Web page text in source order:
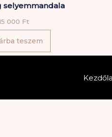
selyemmandala
000 Ft
teszem